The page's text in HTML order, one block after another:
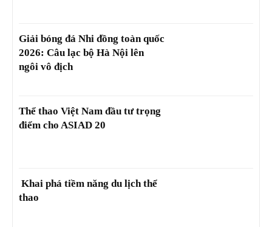
Giải bóng đá Nhi đồng toàn quốc
2026: Câu lạc bộ Hà Nội lên
ngôi vô địch
Thể thao Việt Nam đầu tư trọng
điểm cho ASIAD 20
Khai phá tiềm năng du lịch thể
thao